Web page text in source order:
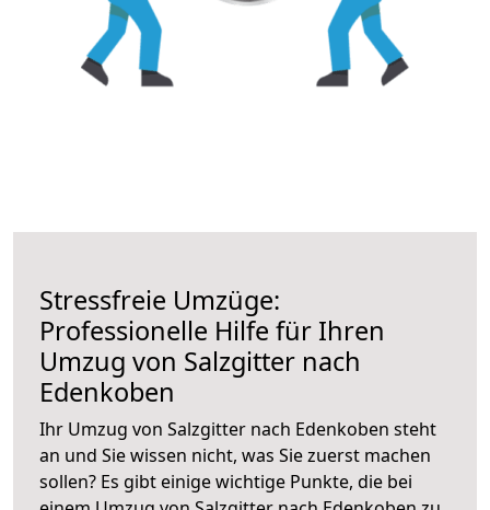
Stressfreie Umzüge:
Professionelle Hilfe für Ihren
Umzug von Salzgitter nach
Edenkoben
Ihr Umzug von Salzgitter nach Edenkoben steht
an und Sie wissen nicht, was Sie zuerst machen
sollen? Es gibt einige wichtige Punkte, die bei